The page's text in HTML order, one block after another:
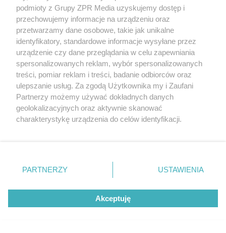
Patrycja Grzelska - instruktorka fitness i trenerka
personalna. Od kilku lat pracuje na siłowni i
miesięcznik "Zdrowie"
podmioty z Grupy ZPR Media uzyskujemy dostęp i
przechowujemy informacje na urządzeniu oraz
przetwarzamy dane osobowe, takie jak unikalne
identyfikatory, standardowe informacje wysyłane przez
urządzenie czy dane przeglądania w celu zapewniania
spersonalizowanych reklam, wybór spersonalizowanych
treści, pomiar reklam i treści, badanie odbiorców oraz
ulepszanie usług. Za zgodą Użytkownika my i Zaufani
Partnerzy możemy używać dokładnych danych
geolokalizacyjnych oraz aktywnie skanować
charakterystykę urządzenia do celów identyfikacji.
zmienić/wycofać klikając przycisk ustawień prywatności
znajdujący się w lewym dolnym rogu strony
rodzaje przetwarzania danych nie wymagają zgody
użytkownika, ale masz prawo sprzeciwić się takiemu
przetwarzaniu. Preferencje będą miały zastosowanie tylko
PARTNERZY USTAWIENIA
Akceptuję